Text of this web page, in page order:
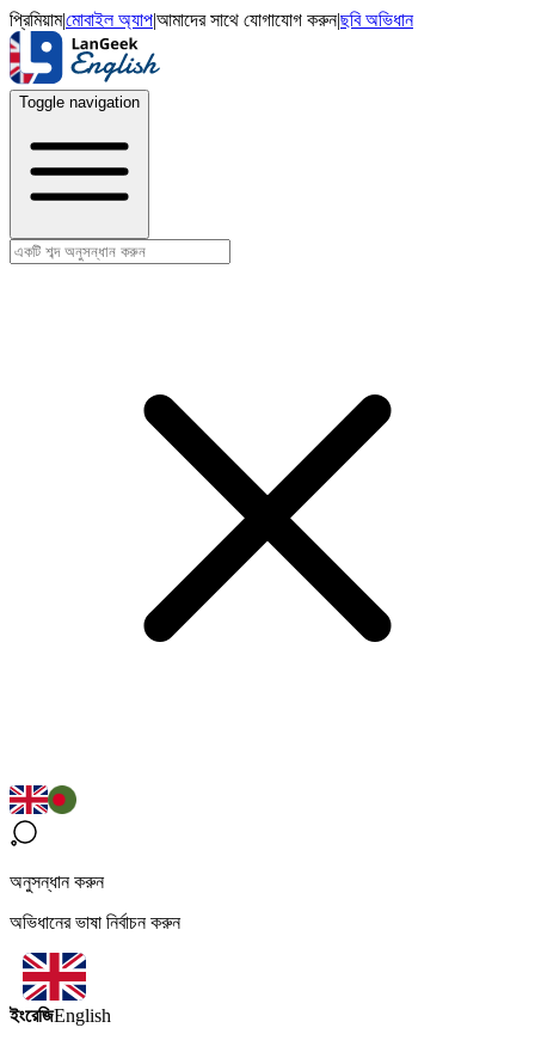
প্রিমিয়াম|মোবাইল অ্যাপ|আমাদের সাথে যোগাযোগ করুন|ছবি অভিধান
Toggle navigation
অনুসন্ধান করুন
অভিধানের ভাষা নির্বাচন করুন
ইংরেজিEnglish